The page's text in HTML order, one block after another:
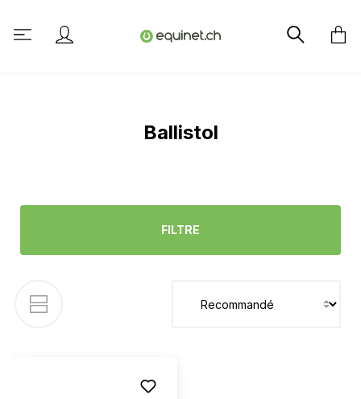
Ballistol
FILTRE